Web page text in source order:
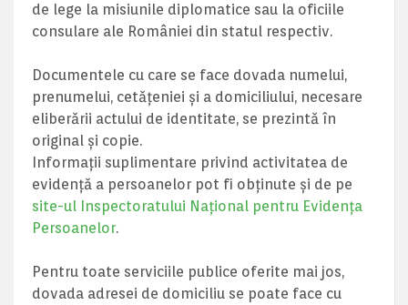
de lege la misiunile diplomatice sau la oficiile
consulare ale României din statul respectiv.
Documentele cu care se face dovada numelui,
prenumelui, cetăţeniei şi a domiciliului, necesare
eliberării actului de identitate, se prezintă în
original şi copie.
Informaţii suplimentare privind activitatea de
evidenţă a persoanelor pot fi obţinute şi de pe
site-ul Inspectoratului Naţional pentru Evidenţa
Persoanelor.
Pentru toate serviciile publice oferite mai jos,
dovada adresei de domiciliu se poate face cu